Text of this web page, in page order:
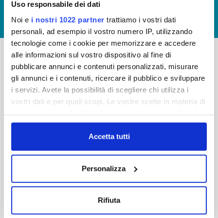
Uso responsabile dei dati
Noi e i nostri 1022 partner trattiamo i vostri dati
personali, ad esempio il vostro numero IP, utilizzando
tecnologie come i cookie per memorizzare e accedere
alle informazioni sul vostro dispositivo al fine di
pubblicare annunci e contenuti personalizzati, misurare
gli annunci e i contenuti, ricercare il pubblico e sviluppare
i servizi. Avete la possibilità di scegliere chi utilizza i
vostri dati e per quali scopi. Le vostre scelte in materia di
in cui avete effettuato le vostre scelte. È possibile
modificare o revocare il proprio consenso in qualsiasi
momento dalla Dichiarazione sui cookie o facendo clic
Con il tuo consenso, vorremmo anche:
raccogliere informazioni sulla tua posizione
Accetta tutti
Personalizza
Rifiuta
LAVORA CON NOI
Publiacqua S.p.A
Via Villamagna 90/c -
50126 Fi
Tel. +39 055688903
Reg Imprese Firenze
-
FAQ
PRIVACY POLICY
COOKIE
WHISTLEBLOWING
CREDITS